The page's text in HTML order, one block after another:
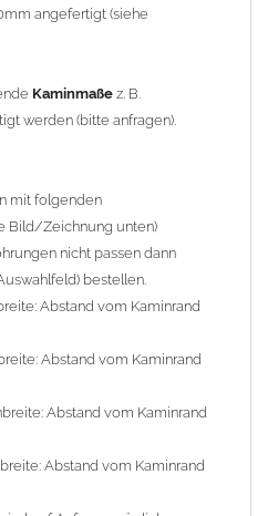
Befestigungsmaterial
sind aus
Kaminhaubekann mit längeren
werden (Aufpreis 42,89 EUR).
Sie unter "Kaminabdeckung
Typen zur Auswahl. Bitte
Auswahlfeld: 01 Haus,03 Welle
Sattel Welle, 15 Welle 90° gedreht,
S-Line, 20 Pult
08 (Doppel Welle) haben einen
- Bestellung nicht über
angefertigt (siehe
Kaminmaße z. B.
werden (bitte anfragen).
mit folgenden
Bild/Zeichnung unten)
nicht passen dann
bestellen.
Abstand vom Kaminrand
Abstand vom Kaminrand
Abstand vom Kaminrand
Abstand vom Kaminrand